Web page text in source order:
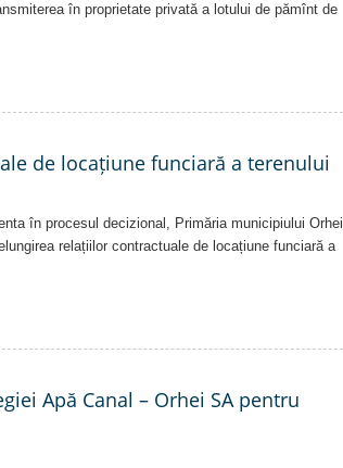
în proprietate privată a lotului de pămînt de
de locațiune funciară a terenului
în procesul decizional, Primăria municipiului Orhei
relațiilor contractuale de locațiune funciară a
Apă Canal – Orhei SA pentru